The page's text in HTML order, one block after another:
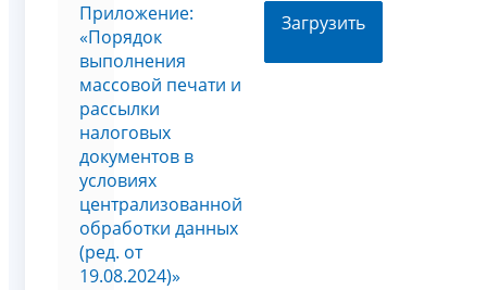
Приложение:
«Порядок
выполнения
массовой печати и
рассылки
налоговых
документов в
условиях
централизованной
обработки данных
(ред. от
19.08.2024)»
Загрузить